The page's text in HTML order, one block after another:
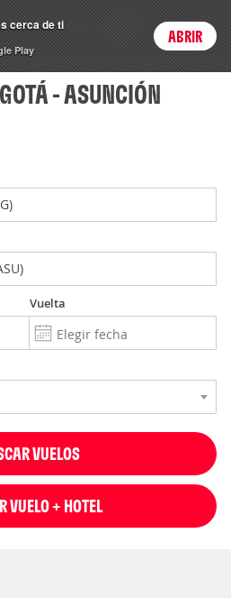
Precios enPeso
ARSCambiar moneda
Login
- ASUNCIÓN
Vuelta
VUELOS
VUELO + HOTEL
cerca de ti
Play
ABRIR